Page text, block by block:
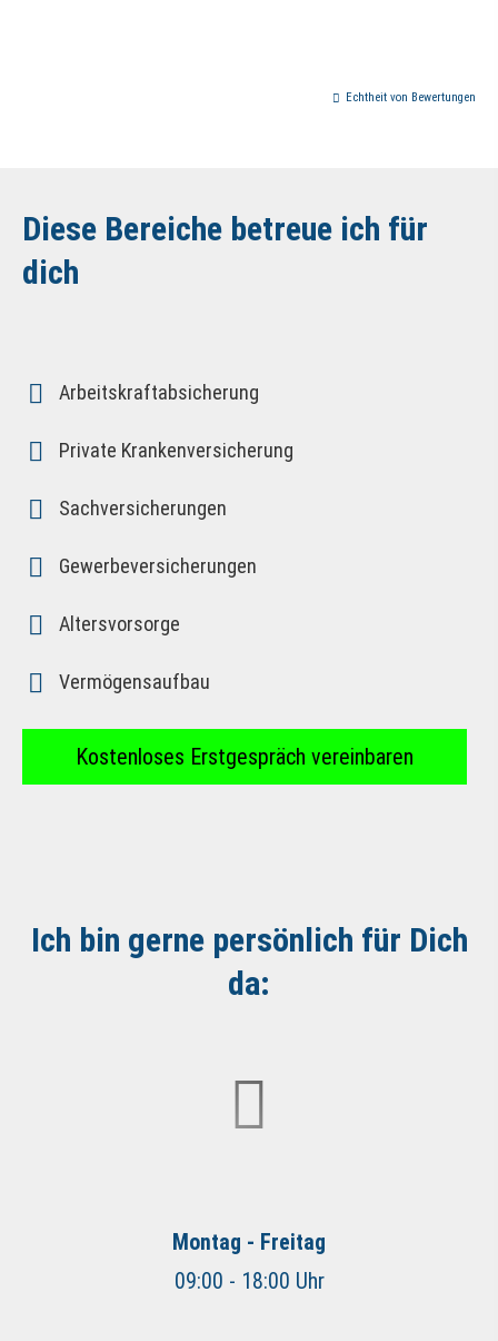
Echtheit von Bewertungen
Diese Bereiche betreue ich für
dich
Arbeitskraftabsicherung
Private Kranken­ver­si­che­rung
Sachversicherungen
Gewerbeversicherungen
Alters­vorsorge
Vermögensaufbau
Kostenloses Erstgespräch vereinbaren
Ich bin gerne persönlich für Dich
da:
Montag - Freitag
09:00 - 18:00 Uhr